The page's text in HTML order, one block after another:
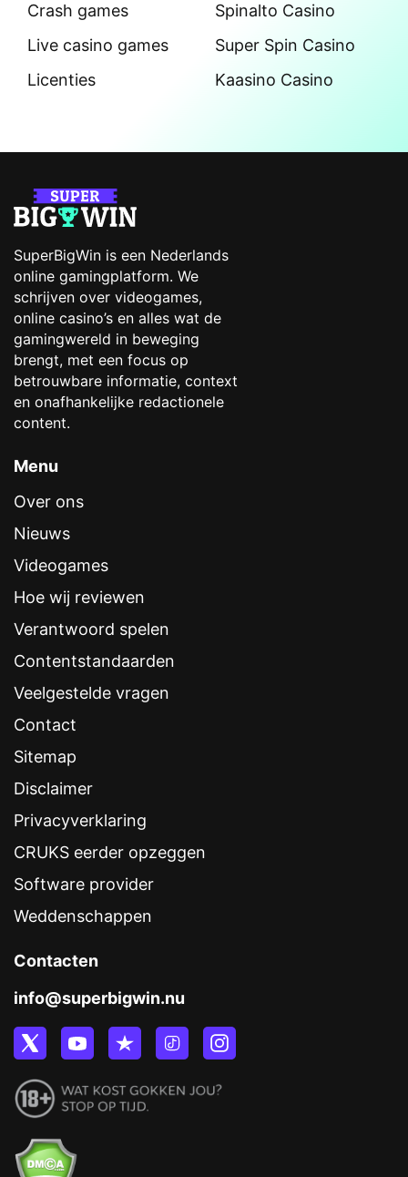
Crash games
Live casino games
Licenties
Spinalto Casino
Super Spin Casino
Kaasino Casino
SuperBigWin is een Nederlands
online gamingplatform. We
schrijven over videogames,
online casino’s en alles wat de
gamingwereld in beweging
brengt, met een focus op
betrouwbare informatie, context
en onafhankelijke redactionele
content.
Menu
Over ons
Nieuws
Videogames
Hoe wij reviewen
Verantwoord spelen
Contentstandaarden
Veelgestelde vragen
Contact
Sitemap
Disclaimer
Privacyverklaring
CRUKS eerder opzeggen
Software provider
Weddenschappen
Contacten
info@superbigwin.nu